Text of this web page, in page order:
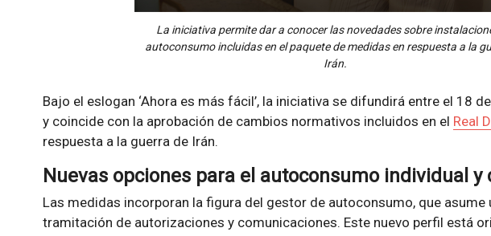
La iniciativa permite dar a conocer las novedades sobre
autoconsumo incluidas en el paquete de medidas en respuesta a la
Irán.
Bajo el eslogan ‘Ahora es más fácil’, la iniciativa se difundirá entre el 18
y coincide con la aprobación de cambios normativos incluidos en el Real
respuesta a la guerra de Irán.
Nuevas opciones para el autoconsumo individual y
Las medidas incorporan la figura del gestor de autoconsumo, que asume
tramitación de autorizaciones y comunicaciones. Este nuevo perfil está